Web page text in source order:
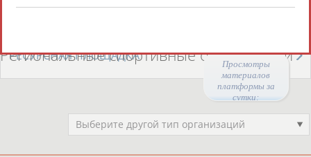
Просмотры
материалов
платформы за
сутки:
ТАБЛО АКТИВНОСТИ
РЕСУРСНАЯ ПЛОЩАДКА
Региональные спортивные организации
Выберите другой тип организаций